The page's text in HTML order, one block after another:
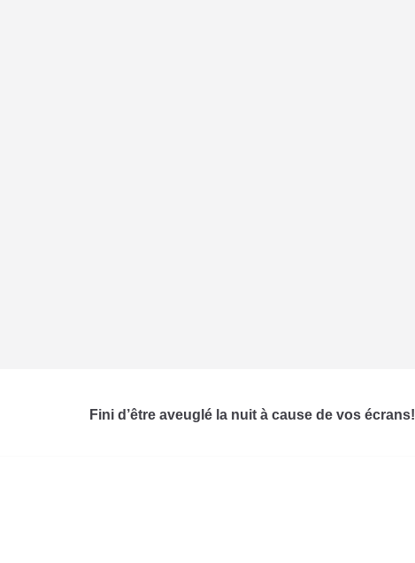
Fini d’être aveuglé la nuit à cause de vos écrans!